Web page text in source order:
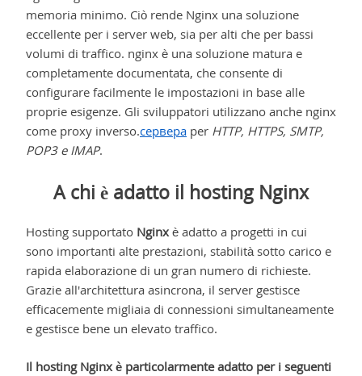
memoria minimo. Ciò rende Nginx una soluzione
eccellente per i server web, sia per alti che per bassi
volumi di traffico. nginx è una soluzione matura e
completamente documentata, che consente di
configurare facilmente le impostazioni in base alle
proprie esigenze. Gli sviluppatori utilizzano anche nginx
come proxy inverso.сервера per HTTP, HTTPS, SMTP,
POP3 e IMAP.
A chi è adatto il hosting Nginx
Hosting supportato Nginxè adatto a progetti in cui
sono importanti alte prestazioni, stabilità sotto carico e
rapida elaborazione di un gran numero di richieste.
Grazie all'architettura asincrona, il server gestisce
efficacemente migliaia di connessioni simultaneamente
e gestisce bene un elevato traffico.
Il hosting Nginx è particolarmente adatto per i seguenti